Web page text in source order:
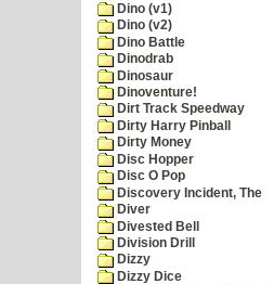
Dino (v1)
Dino (v2)
Dino Battle
Dinodrab
Dinosaur
Dinoventure!
Dirt Track Speedway
Dirty Harry Pinball
Dirty Money
Disc Hopper
Disc O Pop
Discovery Incident, The
Diver
Divested Bell
Division Drill
Dizzy
Dizzy Dice